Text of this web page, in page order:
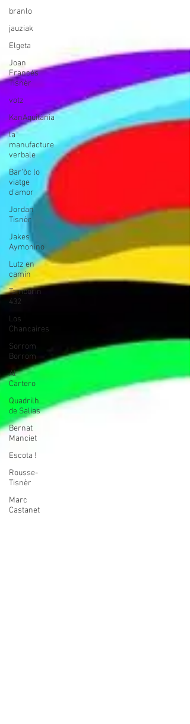
branlo
jauziak
Elgeta
Joan
Francés
Tisnèr
votz
KanAquitània
la
manufacture
verbale
Bar'òc lo
viatge
d'amor
Jordan
Tisnèr
Jakes
Aymonino
Lutz en
camin
Tamborin
432
Los
Chancaires
Sorrom
Borrom
Al
Cartero
Quadrilh
de Salias
Bernat
Manciet
Escota !
Rousse-
Tisnèr
Marc
Castanet